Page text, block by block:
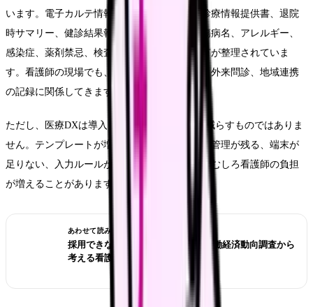
います。電子カルテ情報共有サービスでは、診療情報提供書、退院
時サマリー、健診結果報告書などの文書や、傷病名、アレルギー、
感染症、薬剤禁忌、検査、処方などの情報共有が整理されていま
す。看護師の現場でも、退院支援、申し送り、外来問診、地域連携
の記録に関係してきます。
ただし、医療DXは導入しただけで記録残業を減らすものではありま
せん。テンプレートが増えすぎる、紙との二重管理が残る、端末が
足りない、入力ルールが部署ごとに違う場合、むしろ看護師の負担
が増えることがあります。
あわせて読みたい
採用できない職場を見抜くには？労働経済動向調査から
考える看護師の面接質問